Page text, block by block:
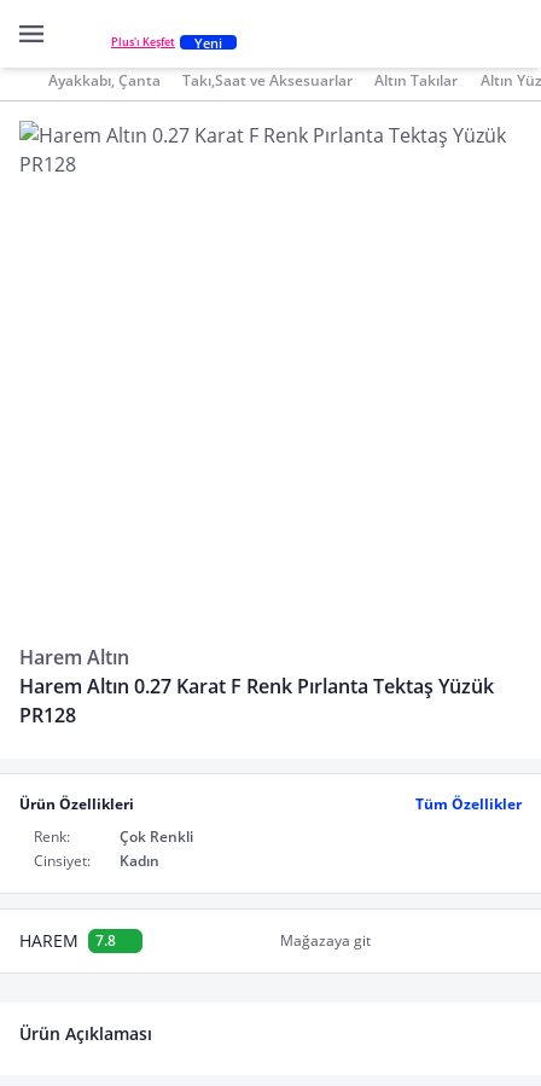
Plus'ı Keşfet Yeni
Ayakkabı, Çanta Takı,Saat ve Aksesuarlar Altın Takılar Altın
Harem Altın
Harem Altın 0.27 Karat F Renk Pırlanta Tektaş Yüzük
PR128
Ürün Özellikleri
Tüm Özellikler
Renk:
Çok Renkli
Cinsiyet:
Kadın
HAREM 7.8 Mağazaya git
Ürün Açıklaması